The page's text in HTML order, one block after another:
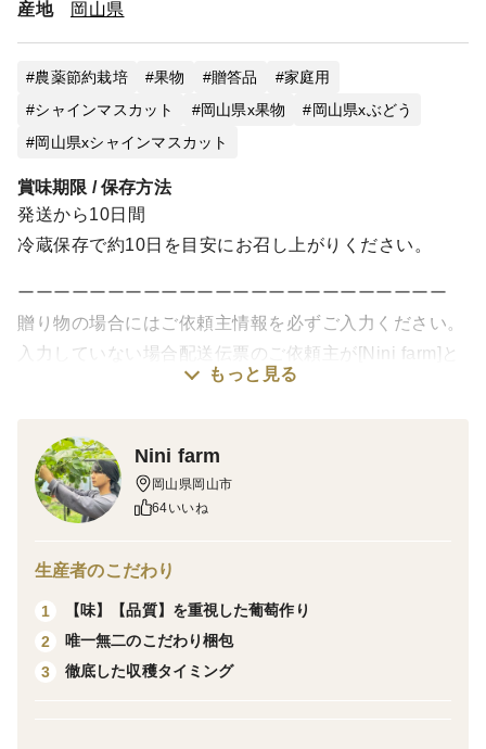
少人数で経営している為、ご理解とご協力をお願いしま
産地 岡山県
農薬節約栽培 果物 贈答品
家庭用
シャインマスカット
岡山県x果物
岡山県xぶどう
岡山県xシャインマスカット
賞味期限 / 保存方法
発送から10日間
冷蔵保存で約10日を目安にお召し上がりください。
ーーーーーーーーーーーーーーーーーーーーーーーー
贈り物の場合にはご依頼主情報を必ずご入力ください。
入力していない場合配送伝票のご依頼主が[Nini farm]と
表記されてしまい、送り主が分からなくなってしまいま
ーーーーーーーーーーーーーーーーーーーーーーーー
＜内容＞
品）のシャインマスカットを詰めております。見た目と
もっと見る
Nini farm
岡山県岡山市
64いいね
生産者のこだわり
1
【味】【品質】を重視した葡萄作り
2
唯一無二のこだわり梱包
3
徹底した収穫タイミング